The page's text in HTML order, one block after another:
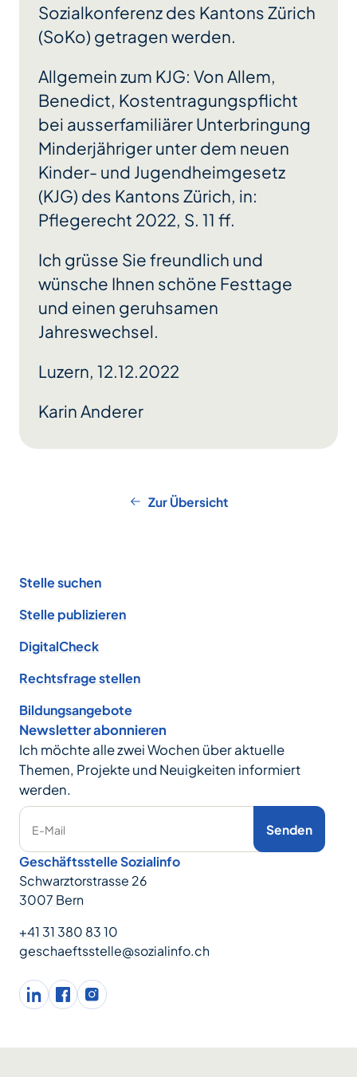
Sozialkonferenz des Kantons Zürich
(SoKo) getragen werden.
Allgemein zum KJG: Von Allem,
Benedict, Kostentragungspflicht
bei ausserfamiliärer Unterbringung
Minderjähriger unter dem neuen
Kinder- und Jugendheimgesetz
(KJG) des Kantons Zürich, in:
Pflegerecht 2022, S. 11 ff.
Ich grüsse Sie freundlich und
wünsche Ihnen schöne Festtage
und einen geruhsamen
Jahreswechsel.
Luzern, 12.12.2022
Karin Anderer
Zur Übersicht
Stelle suchen
Stelle publizieren
DigitalCheck
Rechtsfrage stellen
Bildungsangebote
Newsletter abonnieren
Ich möchte alle zwei Wochen über aktuelle
Themen, Projekte und Neuigkeiten informiert
werden.
E-Mail Senden
Geschäftsstelle Sozialinfo
Schwarztorstrasse 26
3007 Bern
+41 31 380 83 10
geschaeftsstelle@sozialinfo.ch
LinkedInfacebookInstagram